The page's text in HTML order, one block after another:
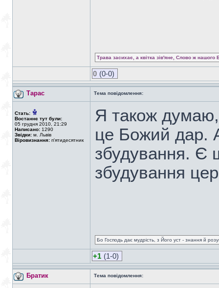
Трава засихає, а квітка зів'яне, Слово ж нашого
0 (0-0)
Тарас Тема повідомлення:
Стать:
Востаннє тут були:
05 грудня 2010, 21:29
Написано: 1290
Звідки: м. Львів
Віровизнання: п'ятидесятник
Я також
це Божий дар.
збудування. Є
збудування
Бо Господь дає мудрість, з Його уст - знання й
+1 (1-0)
Братик Тема повідомлення: